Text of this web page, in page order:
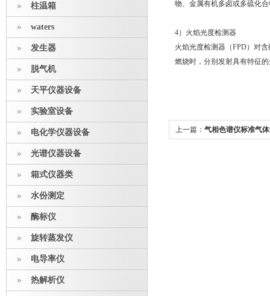
柱温箱
waters
发生器
脱气机
天平仪器设备
实验室设备
电化学仪器设备
光谱仪器设备
箱式仪器类
水份测定
酶标仪
旋转蒸发仪
电导率仪
热解析仪
物、金属有机多卤或多硫化
4）火焰光度检测器
火焰光度检测器（FPD）对
燃烧时，分别发射具有特征
上一篇： 气相色谱仪标准气